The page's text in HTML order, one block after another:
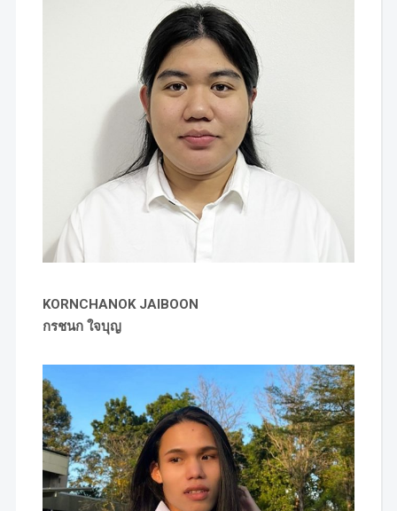
KORNCHANOK JAIBOON
กรชนก ใจบุญ